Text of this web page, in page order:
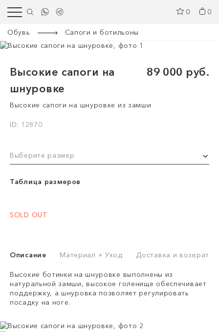
0 0
Обувь Сапоги и ботильоны
Высокие сапоги на
шнуровке
89 000 руб.
Высокие сапоги на шнуровке из замши
ID: 12870
Выберите размер
Таблица размеров
SOLD OUT
Описание Материал + Уход Доставка и возврат
Высокие ботинки на шнуровке выполнены из
натуральной замши, высокое голенище обеспечивает
поддержку, а шнуровка позволяет регулировать
посадку на ноге.